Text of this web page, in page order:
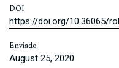
DOI
https://doi.org/10.36065/
Enviado
August 25, 2020